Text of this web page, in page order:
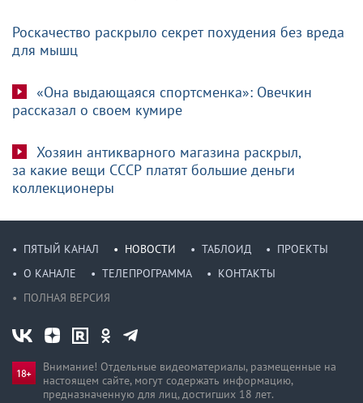
Роскачество раскрыло секрет похудения без вреда
для мышц
«Она выдающаяся спортсменка»: Овечкин
рассказал о своем кумире
Хозяин антикварного магазина раскрыл,
за какие вещи СССР платят большие деньги
коллекционеры
ПЯТЫЙ КАНАЛ НОВОСТИ ТАБЛОИД
ПРОЕКТЫ
О КАНАЛЕ
ТЕЛЕПРОГРАММА
КОНТАКТЫ
ПОЛНАЯ ВЕРСИЯ
Внимание! Отдельные видеоматериалы, размещенные на
настоящем сайте, могут содержать информацию,
предназначен­ную для лиц, достигших 18 лет.